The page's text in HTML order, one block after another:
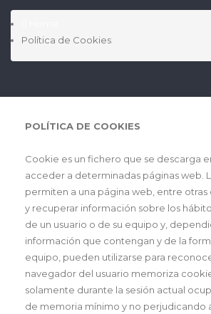
Política de Cookies
POLÍTICA DE COOKIES
Cookie es un fichero que se descarga
acceder a determinadas páginas web.
permiten a una página web, entre otras
y recuperar información sobre los
de un usuario o de su equipo y,
información que contengan y de la
equipo, pueden utilizarse para
navegador del usuario memoriza
solamente durante la sesión actual
de memoria mínimo y no perjudicando